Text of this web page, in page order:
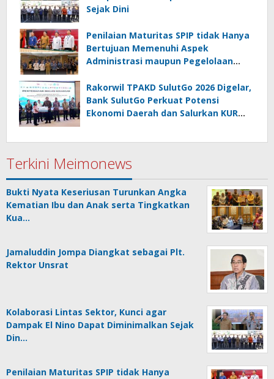
Sejak Dini
Penilaian Maturitas SPIP tidak Hanya
Bertujuan Memenuhi Aspek
Administrasi maupun Pegelolaan
Rakorwil TPAKD SulutGo 2026 Digelar,
Bank SulutGo Perkuat Potensi
Ekonomi Daerah dan Salurkan KUR
Terkini Meimonews
Bukti Nyata Keseriusan Turunkan Angka
Kematian Ibu dan Anak serta Tingkatkan
Kua…
Jamaluddin Jompa Diangkat sebagai Plt.
Rektor Unsrat
Kolaborasi Lintas Sektor, Kunci agar
Dampak El Nino Dapat Diminimalkan Sejak
Din…
Penilaian Maturitas SPIP tidak Hanya